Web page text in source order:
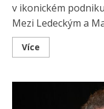
v ikonickém
Mezi Ledeckým a
Více
more
pro